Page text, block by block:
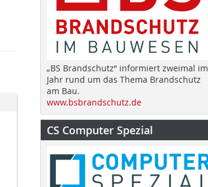
„BS Brandschutz“ informiert zweimal im
Jahr rund um das Thema Brandschutz
am Bau.
www.bsbrandschutz.de
CS Computer Spezial